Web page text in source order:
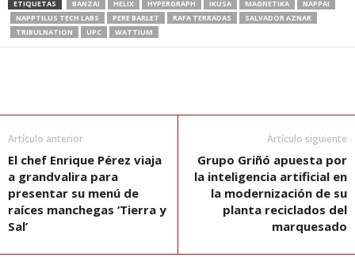
ETIQUETAS BANZAI HELIX HYPERGRAPH IKUSA MAGNETIKA
NAPPAI
NAPPTILUS TECH LABS
PERE BARLET RAFA TERRADAS
SALVADOR AZNAR
TRIBULNATION
UPC WATTIUM
Artículo anterior
El chef Enrique Pérez viaja
a grandvalira para
presentar su menú de
raíces manchegas ‘Tierra y
Sal’
Artículo siguiente
Grupo Griñó apuesta por
la inteligencia artificial en
la modernización de su
planta reciclados del
marquesado